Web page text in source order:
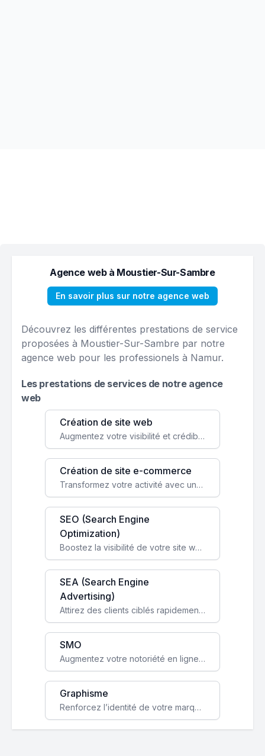
Agence web à Moustier-Sur-Sambre
En savoir plus sur notre agence web
Découvrez les différentes prestations de service
proposées à Moustier-Sur-Sambre par notre
agence web pour les professionels à Namur.
Les prestations de services de notre agence
web
Création de site web
Augmentez votre visibilité et crédibilité en ligne avec un site web performant, conçu pour attirer plus de clients.
Création de site e-commerce
Transformez votre activité avec une boutique en ligne, accessible à l'échelle mondiale 24/7.
SEO (Search Engine
Optimization)
Boostez la visibilité de votre site web sur Google et attirez du trafic qualifié grâce à nos stratégies SEO.
SEA (Search Engine
Advertising)
Attirez des clients ciblés rapidement avec des campagnes publicitaires payantes optimisées pour vos objectifs.
SMO
Augmentez votre notoriété en ligne et stimulez la croissance de votre entreprise grâce à une stratégie sociale sur mesure.
Graphisme
Renforcez l’identité de votre marque avec un design unique qui capte l’attention et engage vos clients.